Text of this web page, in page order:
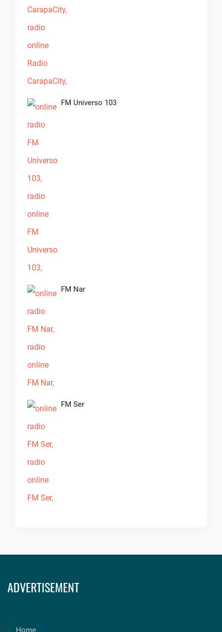
FM Universo 103
FM Nar
FM Ser
ADVERTISEMENT
Home